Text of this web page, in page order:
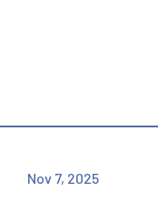
Nov 7, 2025